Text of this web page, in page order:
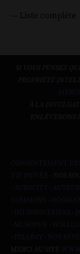
--- Liste complète